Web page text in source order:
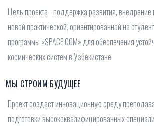
Цель проекта - поддержка развития, внедрение
новой практической, ориентированной на
программы «SPACE.COM» для обеспечения
космических систем в Узбекистане.
МЫ СТРОИМ БУДУЩЕЕ
Проект создаст инновационную среду
подготовки высококвалифицированных